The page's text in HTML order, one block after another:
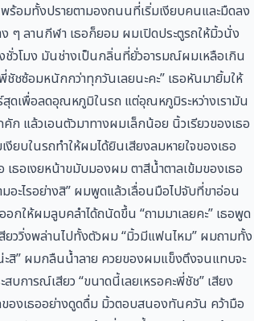
ร้อมทั้งปรายตามองถนนที่เริ่มเงียบคนและมืดลง
ๆ ลานกีฬา เธอก็ยอม ผมเปิดประตูรถให้มิ้วนั่ง
วโมง มันช่างเป็นกลิ่นที่ยั่วอารมณ์ผมเหลือเกิน
ชซ้อมหนักกว่าทุกวันเลยนะคะ” เธอหันมายิ้มให้
ดเพื่อลดอุณหภูมิในรถ แต่อุณหภูมิระหว่างเรามัน
แล้วเอนตัวมาทางผมเล็กน้อย นิ้วเรียวของเธอ
งียบในรถทำให้ผมได้ยินเสียงลมหายใจของเธอ
ธอเงยหน้าขมับมองผม ตาสีน้ำตาลเข้มของเธอ
อะไรอย่างสิ” ผมพูดแล้วเลื่อนมือไปจับที่ขาอ่อน
ให้ผมลูบคลำได้ถนัดขึ้น “ถามมาเลยคะ” เธอพูด
ววิ่งพล่านไปทั้งตัวผม “มิ้วมีแฟนไหม” ผมถามทั้ง
ะสิ” ผมกลืนน้ำลาย ควยของผมแข็งตึงจนแทบจะ
บการณ์เสียว “ขนาดนี้เลยเหรอคะพี่ชัช” เสียง
ของเธออย่างดูดดื่ม มิ้วตอบสนองทันควัน คว้ามือ